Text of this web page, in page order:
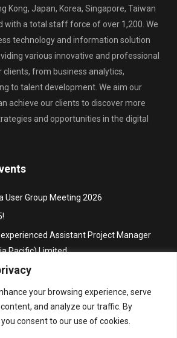
your browsing experience, serve
and analyze our traffic. By
consent to our use of cookies.
Kong, Japan, Korea, Singapore, Taiwan
with a total staff force of over 1,200. We
technology and information solution
various innovative and professional
clients, from business analytics,
to talent development. We aim our
achieve our clients to discover more
and opportunities in the digital
User Group Meeting 2026
Assistant Project Manager
Pacific) Limited
Nam Á với chủ đề “Truy cập mở trong hoạt
2024 for Librarians